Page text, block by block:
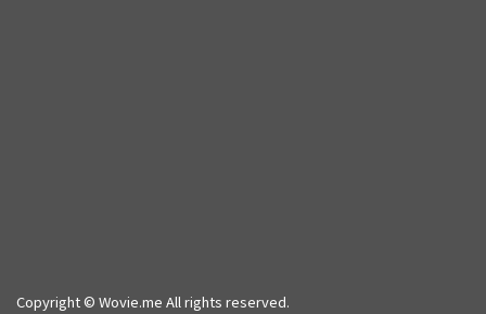
Copyright © Wovie.me All rights reserved.